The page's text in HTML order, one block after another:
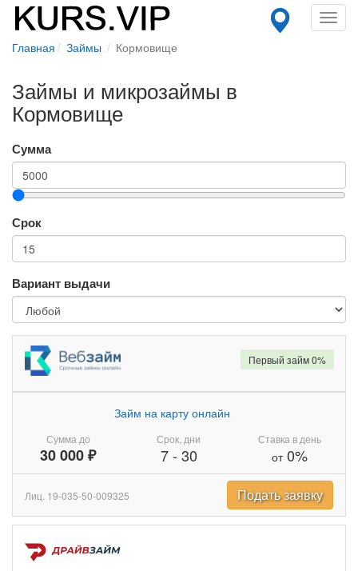
Главная Займы Кормовище
Займы и микрозаймы в
Кормовище
Сумма
Срок
Вариант выдачи
Сумма до
30 000 ₽
Займ на карту онлайн
Срок, дни
7- 30
Ставка в день
от0%
Первый займ 0%
Лиц. 19-035-50-009325 Подать заявку